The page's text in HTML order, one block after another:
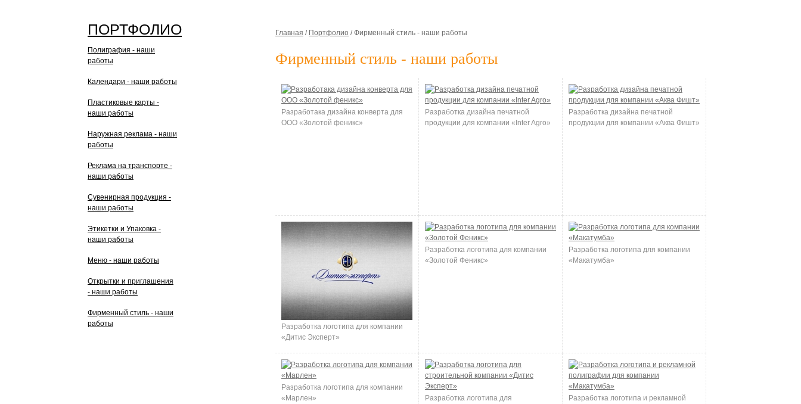
ПОРТФОЛИО
Полиграфия - наши
работы
Календари - наши работы
Пластиковые карты -
наши работы
Наружная реклама - наши
работы
Реклама на транспорте -
наши работы
Сувенирная продукция -
наши работы
Этикетки и Упаковка -
наши работы
Меню - наши работы
Открытки и приглашения
- наши работы
Фирменный стиль - наши
работы
Главная / Портфолио /Фирменный стиль - наши работы
Фирменный стиль - наши работы
Разработака дизайна конверта для
ООО «Золотой феникс»
Разработка дизайна печатной
продукции для компании «Inter Agro»
Разработка дизайна печатной
продукции для компании «Аква Фишт»
Разработка логотипа для компании
«Дитис Эксперт»
Разработка логотипа для компании
«Золотой Феникс»
Разработка логотипа для компании
«Макатумба»
Разработка логотипа для компании
«Марлен»
Разработка логотипа для
Разработка логотипа и рекламной